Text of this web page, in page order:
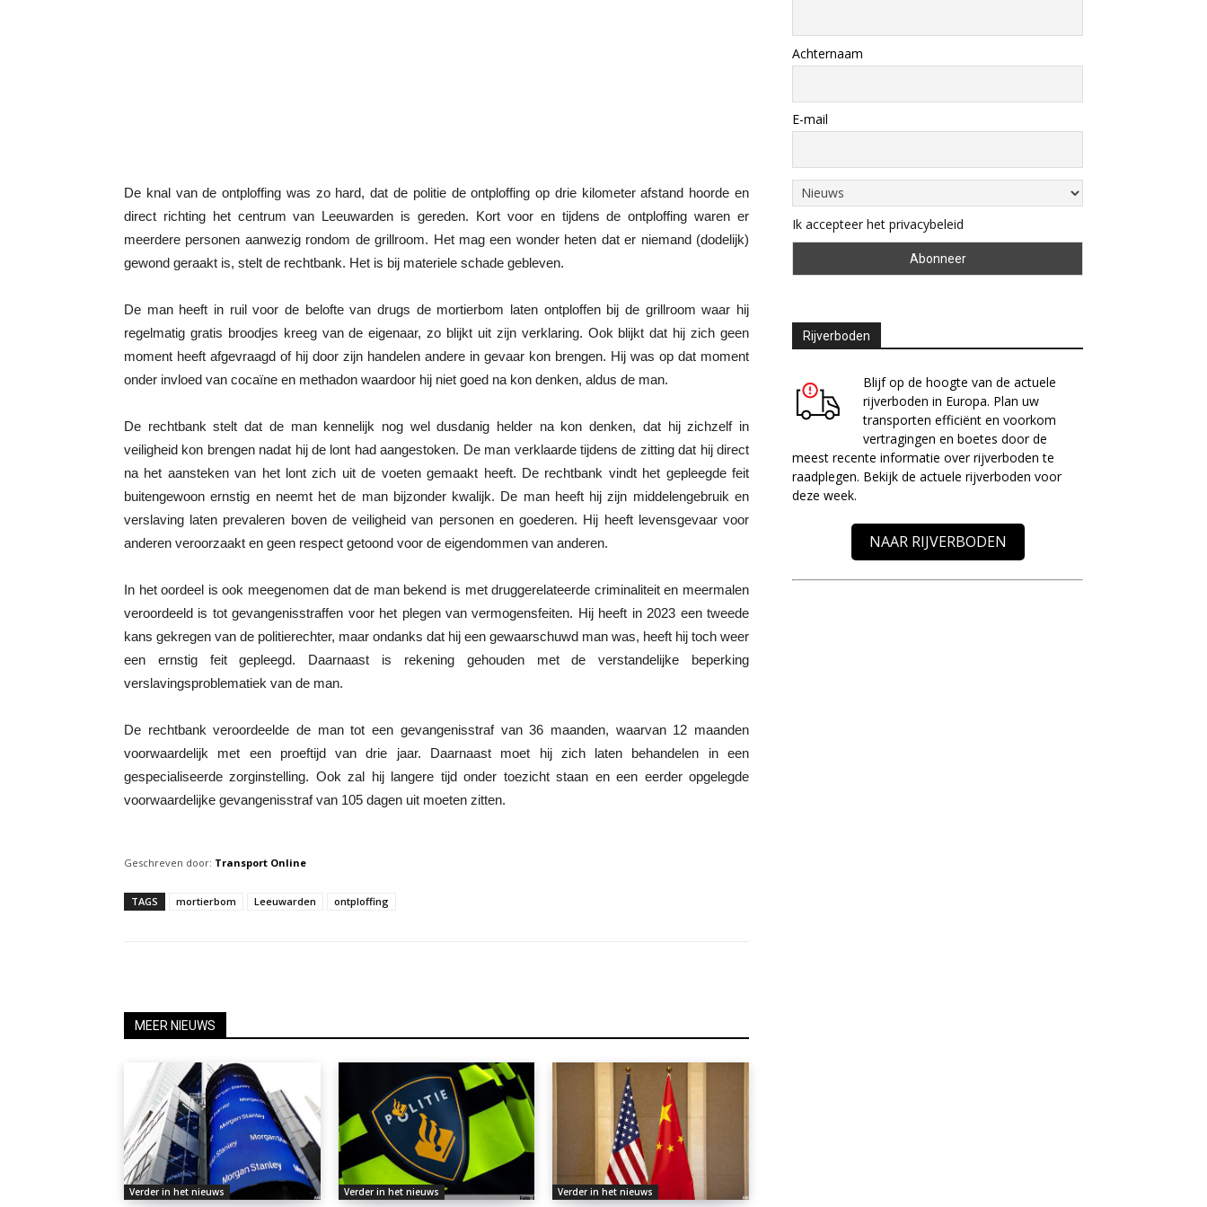
De knal van de ontploffing was zo hard, dat de politie de ontploffing op drie kilometer afstand hoorde en
direct richting het centrum van Leeuwarden is gereden. Kort voor en tijdens de ontploffing waren er
meerdere personen aanwezig rondom de grillroom. Het mag een wonder heten dat er niemand (dodelijk)
gewond geraakt is, stelt de rechtbank. Het is bij materiele schade gebleven.
De man heeft in ruil voor de belofte van drugs de mortierbom laten ontploffen bij de grillroom waar hij
regelmatig gratis broodjes kreeg van de eigenaar, zo blijkt uit zijn verklaring. Ook blijkt dat hij zich geen
moment heeft afgevraagd of hij door zijn handelen andere in gevaar kon brengen. Hij was op dat moment
onder invloed van cocaïne en methadon waardoor hij niet goed na kon denken, aldus de man.
De rechtbank stelt dat de man kennelijk nog wel dusdanig helder na kon denken, dat hij zichzelf in
veiligheid kon brengen nadat hij de lont had aangestoken. De man verklaarde tijdens de zitting dat hij direct
na het aansteken van het lont zich uit de voeten gemaakt heeft. De rechtbank vindt het gepleegde feit
buitengewoon ernstig en neemt het de man bijzonder kwalijk. De man heeft hij zijn middelengebruik en
verslaving laten prevaleren boven de veiligheid van personen en goederen. Hij heeft levensgevaar voor
anderen veroorzaakt en geen respect getoond voor de eigendommen van anderen.
In het oordeel is ook meegenomen dat de man bekend is met druggerelateerde criminaliteit en meermalen
veroordeeld is tot gevangenisstraffen voor het plegen van vermogensfeiten. Hij heeft in 2023 een tweede
kans gekregen van de politierechter, maar ondanks dat hij een gewaarschuwd man was, heeft hij toch weer
een ernstig feit gepleegd. Daarnaast is rekening gehouden met de verstandelijke beperking
verslavingsproblematiek van de man.
De rechtbank veroordeelde de man tot een gevangenisstraf van 36 maanden, waarvan 12 maanden
voorwaardelijk met een proeftijd van drie jaar. Daarnaast moet hij zich laten behandelen in een
gespecialiseerde zorginstelling. Ook zal hij langere tijd onder toezicht staan en een eerder opgelegde
voorwaardelijke gevangenisstraf van 105 dagen uit moeten zitten.
Geschreven door: Transport Online
TAGS mortierbom Leeuwarden ontploffing
MEER NIEUWS
Verder in het nieuws Verder in het nieuws Verder in het nieuws
Achternaam
E-mail
Ik accepteer het privacybeleid
Rijverboden
Blijf op de hoogte van de actuele
rijverboden in Europa. Plan uw
transporten efficiënt en voorkom
vertragingen en boetes door de
meest recente informatie over rijverboden te
raadplegen. Bekijk de actuele rijverboden voor
deze week.
NAAR RIJVERBODEN